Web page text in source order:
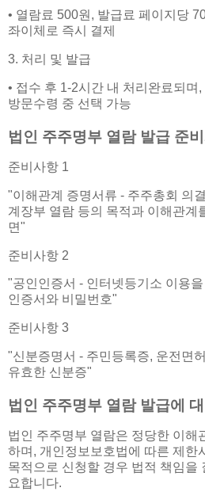
• 열람료 500원, 발급료 페이지당
좌이체로 즉시 결제
3. 처리 및 발급
• 접수 후 1-2시간 내 처리완료되며
방문수령 중 선택 가능
법인 주주명부 열람 발급 준
준비사항 1
"이해관계 증명서류 - 주주총회 의
계장부 열람 등의 목적과 이해관계
면"
준비사항 2
"공인인증서 - 인터넷등기소 이용
인증서와 비밀번호"
준비사항 3
"신분증명서 - 주민등록증, 운전면
유효한 신분증"
법인 주주명부 열람 발급에
법인 주주명부 열람은 정당한 이해
하며, 개인정보보호법에 따른 제한
목적으로 신청할 경우 법적 책임을
요합니다.